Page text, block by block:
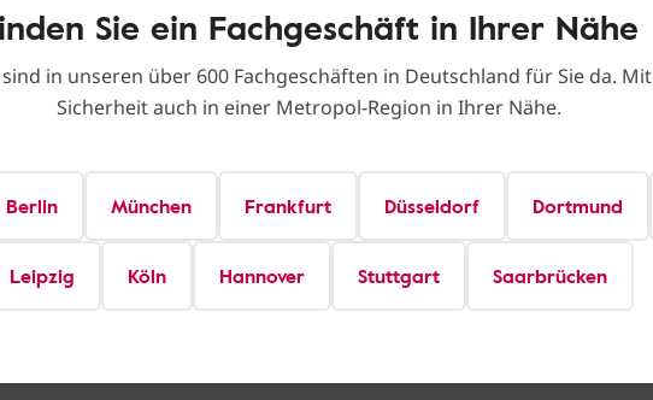
Sie ein Fachgeschäft in Ihrer Nähe
in unseren über 600 Fachgeschäften in Deutschland für Sie da. Mit
Sicherheit auch in einer Metropol-Region in Ihrer Nähe.
Berlin München Frankfurt Düsseldorf Dortmund
Leipzig Köln Hannover Stuttgart Saarbrücken